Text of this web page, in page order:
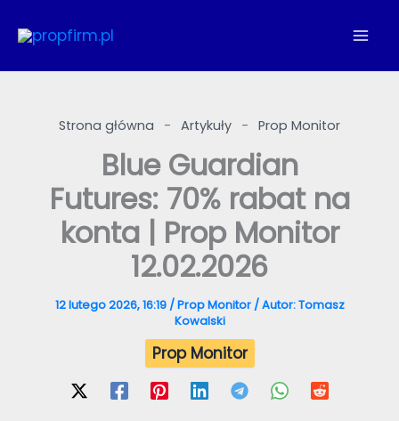
do
Strona główna - Artykuły - Prop Monitor
Blue Guardian
Futures: 70% rabat na
konta | Prop Monitor
12.02.2026
12 lutego 2026, 16:19 /Prop Monitor/ Autor:Tomasz
Kowalski
Prop Monitor